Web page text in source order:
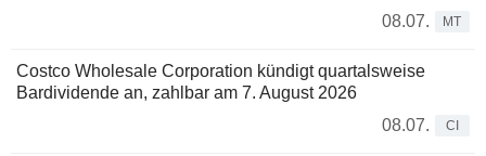
08.07.
MT
Costco Wholesale Corporation kündigt quartalsweise
Bardividende an, zahlbar am 7. August 2026
08.07.
CI